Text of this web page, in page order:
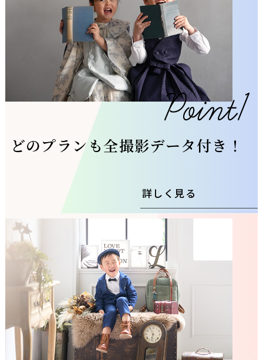
どのプランも全撮影データ付き！
詳しく見る